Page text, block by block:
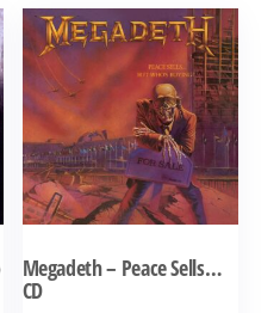
Megadeth – Peace Sells…
CD